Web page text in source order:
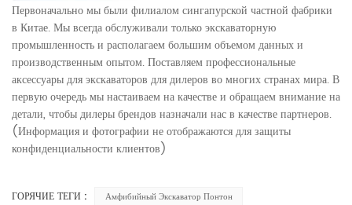
Первоначально мы были филиалом сингапурской частной фабрики
в Китае. Мы всегда обслуживали только экскаваторную
промышленность и располагаем большим объемом данных и
производственным опытом. Поставляем профессиональные
аксессуары для экскаваторов для дилеров во многих странах мира. В
первую очередь мы настаиваем на качестве и обращаем внимание на
детали, чтобы дилеры брендов назначали нас в качестве партнеров.
(Информация и фотографии не отображаются для защиты
конфиденциальности клиентов)
ГОРЯЧИЕ ТЕГИ :
Амфибийный Экскаватор Понтон